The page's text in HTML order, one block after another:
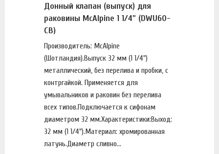
Донный клапан (выпуск) для
раковины McAlpine 1 1/4" (DWU60-
CB)
Производитель: McAlpine
(Шотландия).Выпуск 32 мм (1 1/4")
металлический, без перелива и пробки, с
контргайкой. Применяется для
умывальников и раковин без перелива
всех типов.Подключается к сифонам
диаметром 32 мм.Характеристики:Выход:
32 мм (1 1/4").Материал: хромированная
латунь.Диаметр сливно...